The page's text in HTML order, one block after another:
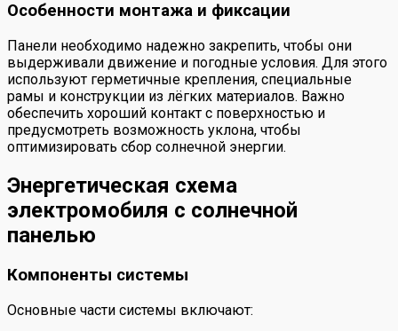
Особенности монтажа и фиксации
Панели необходимо надежно закрепить, чтобы они
выдерживали движение и погодные условия. Для этого
используют герметичные крепления, специальные
рамы и конструкции из лёгких материалов. Важно
обеспечить хороший контакт с поверхностью и
предусмотреть возможность уклона, чтобы
оптимизировать сбор солнечной энергии.
Энергетическая схема
электромобиля с солнечной
панелью
Компоненты системы
Основные части системы включают: